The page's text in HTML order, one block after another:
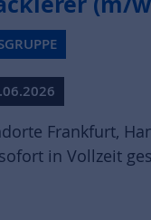
Frankfurt,
in Vollzeit